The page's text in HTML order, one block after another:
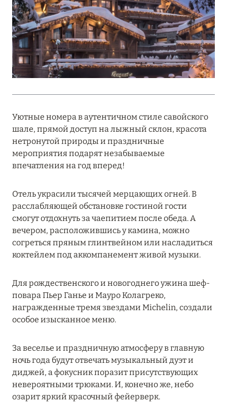
THE ST. REGIS MALDIVES VOMMULI:
МАНИФЕСТ ЭСТЕТИКИ В САМОМ СЕРДЦЕ
ОКЕАНА
Подробнее
ПРЯМОЙ ПЕРЕЛЁТ
Подробнее
MARCH GRAND ESCAPE: ПРЕДЛОЖЕНИЕ ОТ Á
LA CARTE PREMIUM ПО ОТЕЛЮ WALDORF
ASTORIA MALDIVES ITHAAFUSHI, МАЛЬДИВЫ
Подробнее
MANDARIN ORIENTAL JUMEIRA — SUITE
NOVEMBER
Подробнее
13 мая 2025
ЗАБРОНИРУЙТЕ FOUR SEASONS RESORT
DUBAI AT JUMEIRAH BEACH ПО ЛУЧШИМ
ЦЕНАМ
Уютные номера в аутентичном стиле савойского
шале, прямой доступ на лыжный склон, красота
нетронутой природы и праздничные
мероприятия подарят незабываемые
впечатления на год вперед!
Отель украсили тысячей мерцающих огней. В
расслабляющей обстановке гостиной гости
смогут отдохнуть за чаепитием после обеда. А
вечером, расположившись у камина, можно
согреться пряным глинтвейном или насладиться
коктейлем под аккомпанемент живой музыки.
Для рождественского и новогоднего ужина шеф-
повара Пьер Ганье и Мауро Колагреко,
награжденные тремя звездами Michelin, создали
особое изысканное меню.
За веселье и праздничную атмосферу в главную
ночь года будут отвечать музыкальный дуэт и
диджей, а фокусник поразит присутствующих
невероятными трюками. И, конечно же, небо
озарит яркий красочный фейерверк.